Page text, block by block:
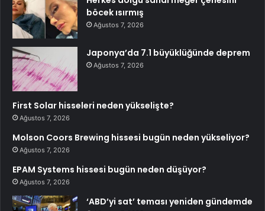
böcek ısırmış
Ağustos 7, 2026
Japonya’da 7.1 büyüklüğünde deprem
Ağustos 7, 2026
First Solar hisseleri neden yükselişte?
Ağustos 7, 2026
Molson Coors Brewing hissesi bugün neden yükseliyor?
Ağustos 7, 2026
EPAM Systems hissesi bugün neden düşüyor?
Ağustos 7, 2026
‘ABD’yi sat’ teması yeniden gündemde